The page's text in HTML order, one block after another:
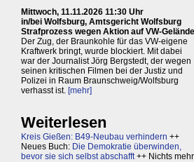
Mittwoch, 11.11.2026 11:30 Uhr
in/bei Wolfsburg, Amtsgericht Wolfsburg
Strafprozess wegen Aktion auf VW-Gelände
Der Zug, der Braunkohle für das VW-eigene
Kraftwerk bringt, wurde blockiert. Mit dabei
war der Journalist Jörg Bergstedt, der wegen
seinen kritischen Filmen bei der Justiz und
Polizei in Raum Braunschweig/Wolfsburg
verhasst ist. [mehr]
Weiterlesen
Kreis Gießen: B49-Neubau verhindern ++
Neues Buch: Die Demokratie überwinden,
bevor sie sich selbst abschafft++ Nichts mehr